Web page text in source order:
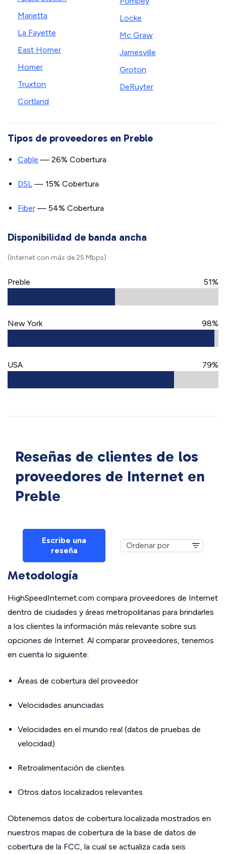
Marietta
La Fayette
East Homer
Homer
Truxton
Cortland
Locke
Mc Graw
Jamesville
Groton
DeRuyter
Tipos de proveedores en Preble
Cable — 26% Cobertura
DSL — 15% Cobertura
Fiber — 54% Cobertura
Disponibilidad de banda ancha
(Internet con más de 25 Mbps)
Preble 51%
New York 98%
USA 79%
Reseñas de clientes de los
proveedores de Internet en
Preble
Escribe una
reseña
Metodología
HighSpeedInternet.com compara proveedores de Internet
dentro de ciudades y áreas metropolitanas para brindarles
a los clientes la información más relevante sobre sus
opciones de Internet. Al comparar proveedores, tenemos
en cuenta lo siguiente:
Áreas de cobertura del proveedor
Velocidades anunciadas
Velocidades en el mundo real (datos de pruebas de
velocidad)
Retroalimentación de clientes
Otros datos localizados relevantes
Obtenemos datos de cobertura localizada mostrados en
nuestros mapas de cobertura de la base de datos de
cobertura de la FCC, la cual se actualiza cada seis